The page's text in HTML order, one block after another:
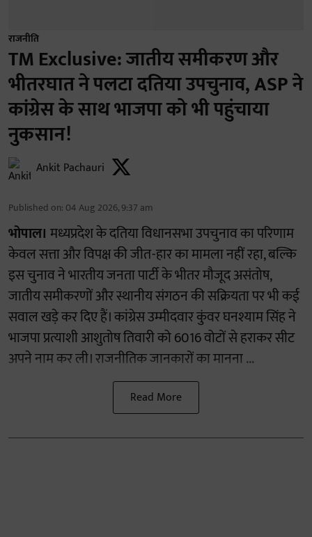
राजनीति
TM Exclusive: जातीय समीकरण और
भीतरघात ने पलटा दतिया उपचुनाव, ASP ने
कांग्रेस के साथ भाजपा को भी पहुंचाया
नुकसान!
Ankit Pachauri
Published on: 04 Aug 2026, 9:37 am
भोपाल। मध्यप्रदेश के दतिया विधानसभा उपचुनाव का परिणाम
केवल सत्ता और विपक्ष की जीत-हार का मामला नहीं रहा, बल्कि
इस चुनाव ने भारतीय जनता पार्टी के भीतर मौजूद असंतोष,
जातीय समीकरणों और स्थानीय संगठन की सक्रियता पर भी कई
सवाल खड़े कर दिए हैं। कांग्रेस उम्मीदवार कुंवर घनश्याम सिंह ने
भाजपा प्रत्याशी आशुतोष तिवारी को 6016 वोटों से हराकर सीट
अपने नाम कर ली। राजनीतिक जानकारों का मानना ...
Read More